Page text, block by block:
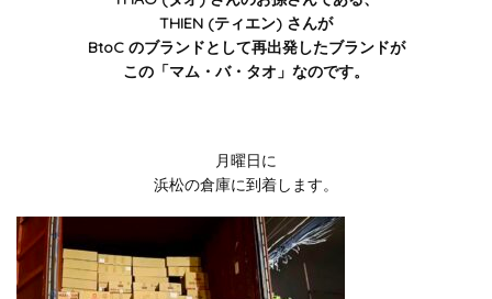
THIEN (ティエン) さんが
BtoC のブランドとして再出発したブランドが
この「マム・バ・タオ」なのです。
月曜日に
浜松の倉庫に到着します。